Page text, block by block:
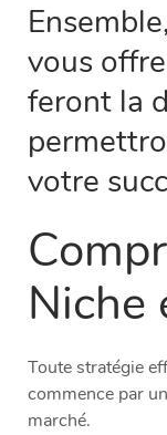
vous
feront la
votre
Niche
Toute stratégie
commence par
marché.